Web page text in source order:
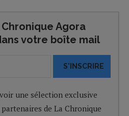
Agora
votre boîte mail
S'INSCRIRE
une sélection exclusive
de La Chronique